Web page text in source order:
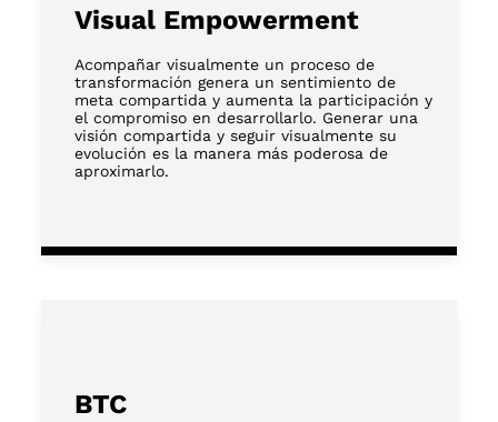
Visual Empowerment
Acompañar visualmente un proceso de
transformación genera un sentimiento de
meta compartida y aumenta la participación y
el compromiso en desarrollarlo. Generar una
visión compartida y seguir visualmente su
evolución es la manera más poderosa de
aproximarlo.
BTC